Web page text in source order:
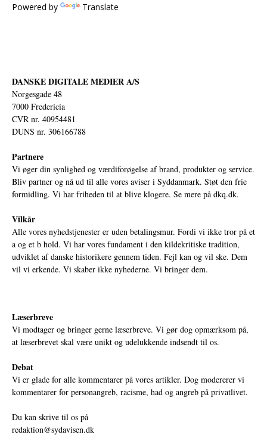
Powered by Translate
DANSKE DIGITALE MEDIER A/S
Norgesgade 48
7000 Fredericia
CVR nr. 40954481
DUNS nr. 306166788
Partnere
Vi øger din synlighed og værdiforøgelse af brand, produkter og service.
Bliv partner og nå ud til alle vores aviser i Syddanmark. Støt den frie
formidling. Vi har friheden til at blive klogere. Se mere på dkq.dk.
Vilkår
Alle vores nyhedstjenester er uden betalingsmur. Fordi vi ikke tror på et
a og et b hold. Vi har vores fundament i den kildekritiske tradition,
udviklet af danske historikere gennem tiden. Fejl kan og vil ske. Dem
vil vi erkende. Vi skaber ikke nyhederne. Vi bringer dem.
Læserbreve
Vi modtager og bringer gerne læserbreve. Vi gør dog opmærksom på,
at læserbrevet skal være unikt og udelukkende indsendt til os.
Debat
Vi er glade for alle kommentarer på vores artikler. Dog modererer vi
kommentarer for personangreb, racisme, had og angreb på privatlivet.
Du kan skrive til os på
redaktion@sydavisen.dk